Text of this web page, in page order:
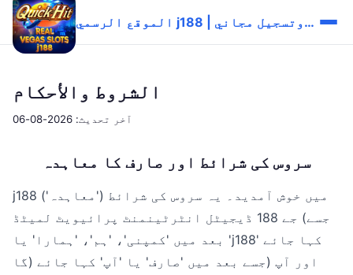
الموقع الرسمي j188 | تحميل وتسجيل مجاني
الشروط والأحكام
آخر تحديث: 2026-08-06
سروس کی شرائط اور صارف کا معاہدہ
j188 میں خوش آمدید۔ یہ سروس کی شرائط ('معاہدہ')
جے 188 ڈیجیٹل انٹرٹینمنٹ پرائیویٹ لمیٹڈ (جسے
بعد میں 'کمپنی'، 'ہم'، 'ہمارا' یا 'j188' کہا جائے
گا) اور آپ (جسے بعد میں 'صارف' یا 'آپ' کہا جائے